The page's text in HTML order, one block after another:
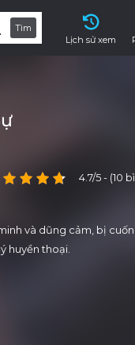
Tìm
Lịch sử xem
4.7/5 - (10
và dũng cảm, bị
huyền thoại.